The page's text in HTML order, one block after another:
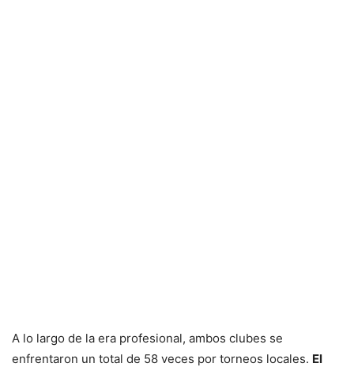
A lo largo de la era profesional, ambos clubes se
enfrentaron un total de 58 veces por torneos locales. El